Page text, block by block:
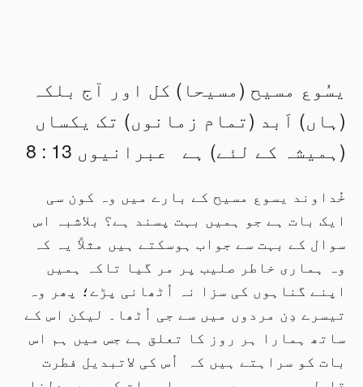
یسُوع مسیح (مسیحا) کل اور آج بلکہ
(ہاں) اَبد (تمام زمانوں) تک یکساں
(ہمیشہ کے لئے) ہے عبرانیوں 13 : 8
خُداوند یسوع مسیح کے بارے میں وہ کون سی
ایک بات ہے جو ہمیں بہت پسند ہے؟ بلاشبہ اس
سوال کے بہت سے جواب ہوسکتے ہیں مثلاً یہ کہ
وہ ہماری خاطر صلیب پر مر گیا تاکہ ہمیں
اپنے گناہوں کی سزا نہ اُٹھانی پڑے؛ پھر وہ
تیسرے دِن مردوں میں سے جی اُٹھا۔ لیکن اس کے
ساتھ ہمارا ہر روز کا تعلق ہے جس میں ہم اس
بات کو سراہتے ہیں کہ اُس کی لاتبدیل فطرت